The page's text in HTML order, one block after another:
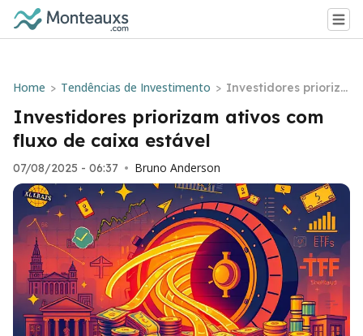
Home > Tendências de Investimento > Investidores prioriza
m ativos com fluxo d
e caixa estável
Investidores priorizam ativos com
fluxo de caixa estável
07/08/2025 - 06:37 • Bruno Anderson